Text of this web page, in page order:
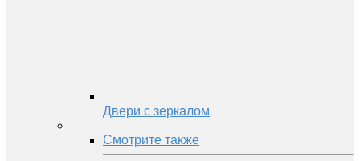
Двери с зеркалом
Смотрите также